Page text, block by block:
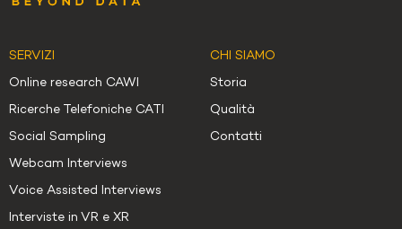
SERVIZI
Online research CAWI
Ricerche Telefoniche CATI
Social Sampling
Webcam Interviews
Voice Assisted Interviews
Interviste in VR e XR
CHI SIAMO
Storia
Qualità
Contatti